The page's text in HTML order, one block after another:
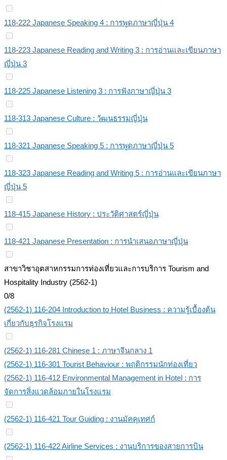
118-222 Japanese Speaking 4 : การพูดภาษาญี่ปุ่น 4
118-223 Japanese Reading and Writing 3 : การอ่านและเขียนภาษา
ญี่ปุ่น 3
118-225 Japanese Listening 3 : การฟังภาษาญี่ปุ่น 3
118-313 Japanese Culture : วัฒนธรรมญี่ปุ่น
118-321 Japanese Speaking 5 : การพูดภาษาญี่ปุ่น 5
118-323 Japanese Reading and Writing 5 : การอ่านและเขียนภาษา
ญี่ปุ่น 5
118-415 Japanese History : ประวัติศาสตร์ญี่ปุ่น
118-421 Japanese Presentation : การนำเสนอภาษาญี่ปุ่น
สาขาวิชาอุตสาหกรรมการท่องเที่ยวและการบริการ Tourism and
Hospitality Industry (2562-1)
0/8
(2562-1) 116-204 Introduction to Hotel Business : ความรู้เบื้องต้น
เกี่ยวกับธุรกิจโรงแรม
(2562-1) 116-281 Chinese 1 : ภาษาจีนกลาง 1
(2562-1) 116-301 Tourist Behaviour : พฤติกรรมนักท่องเที่ยว
(2562-1) 116-412 Environmental Management in Hotel : การ
จัดการสิ่งแวดล้อมภายในโรงแรม
(2562-1) 116-421 Tour Guiding : งานมัคคุเทศก์
(2562-1) 116-422 Airline Services : งานบริการของสายการบิน